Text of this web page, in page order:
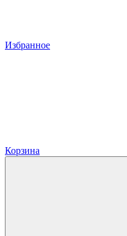
Избранное
Корзина